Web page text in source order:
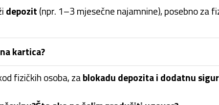
depozit (npr. 1–3 mjesečne najamnine), posebno za
kartica?
fizičkih osoba, zablokadu depozita i dodatnu